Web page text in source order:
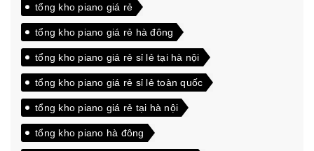
tổng kho piano giá rẻ
tổng kho piano giá rẻ hà đông
tổng kho piano giá rẻ sỉ lẻ tại hà nội
tổng kho piano giá rẻ sỉ lẻ toàn quốc
tổng kho piano giá rẻ tại hà nội
tổng kho piano hà đông